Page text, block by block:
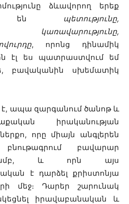
ձևավորող երեք
են
պետությունը,
կառավարությունը,
, որոնց դինամիկ
էլ ես պատրաստվում եմ
բավականին սխեմատիկ
է, ապա զարգանում ծանոթ և
իրականության
որը միայն անգլերեն
բավարար
և որն այս
է դարձել քրիստոնյա
մեջ։ Դարեր շարունակ
իրավաբանական և